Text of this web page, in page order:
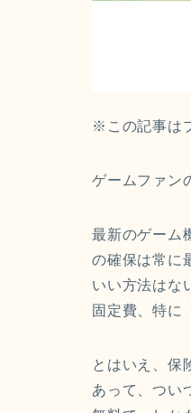
※この記事は
ゲームファン
最新のゲーム
の確保は常に
いい方法はな
固定費、特に
とはいえ、保
あって、つい